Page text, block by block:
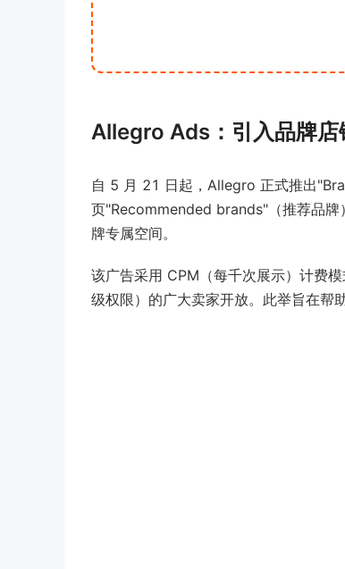
Allegro Ads：引入品牌店
自 5 月 21 日起，Allegro 正式推出
页"Recommended brands"（推荐品牌
牌专属空间。
该广告采用 CPM（每千次展示）计费
级权限）的广大卖家开放。此举旨在帮